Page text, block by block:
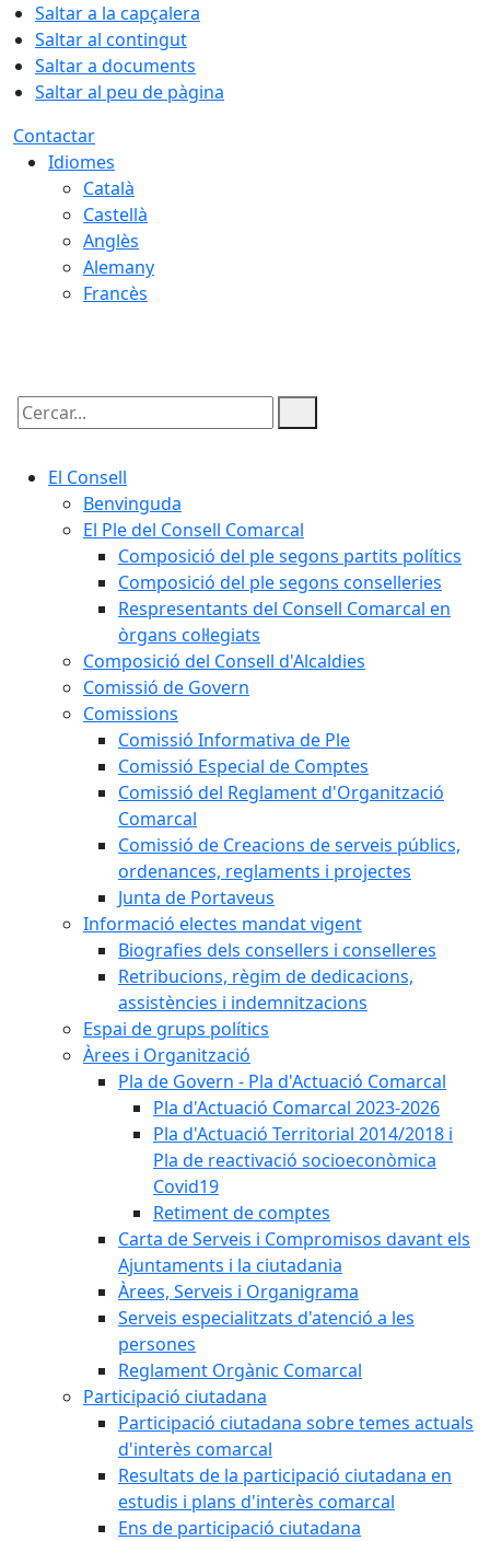
Saltar a la capçalera
Saltar al contingut
Saltar a documents
Saltar al peu de pàgina
Contactar
Idiomes
Català
Castellà
Anglès
Alemany
Francès
Cercar:
El Consell
Benvinguda
El Ple del Consell Comarcal
Composició del ple segons partits polítics
Composició del ple segons conselleries
Respresentants del Consell Comarcal en
òrgans col·legiats
Composició del Consell d'Alcaldies
Comissió de Govern
Comissions
Comissió Informativa de Ple
Comissió Especial de Comptes
Comissió del Reglament d'Organització
Comarcal
Comissió de Creacions de serveis públics,
ordenances, reglaments i projectes
Junta de Portaveus
Informació electes mandat vigent
Biografies dels consellers i conselleres
Retribucions, règim de dedicacions,
assistències i indemnitzacions
Espai de grups polítics
Àrees i Organització
Pla de Govern - Pla d'Actuació Comarcal
Pla d'Actuació Comarcal 2023-2026
Pla d'Actuació Territorial 2014/2018 i
Pla de reactivació socioeconòmica
Covid19
Retiment de comptes
Carta de Serveis i Compromisos davant els
Ajuntaments i la ciutadania
Àrees, Serveis i Organigrama
Serveis especialitzats d'atenció a les
persones
Reglament Orgànic Comarcal
Participació ciutadana
Participació ciutadana sobre temes actuals
d'interès comarcal
Resultats de la participació ciutadana en
estudis i plans d'interès comarcal
Ens de participació ciutadana